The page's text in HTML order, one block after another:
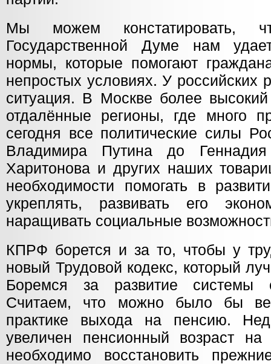
Мы можем
Государственной Думе нам
нормы, которые помогают
непростых условиях. У российских
ситуация. В Москве более
отдалённые регионы, где много
сегодня все политические силы
Владимира Путина до
Харитонова и других наших
необходимости помогать в
укреплять, развивать его
наращивать социальные
КПРФ борется и за то, чтобы у
новый Трудовой кодекс, который
Боремся за развитие системы
Считаем, что можно было бы
практике выхода на пенсию.
увеличен пенсионный возраст
необходимо восстановить